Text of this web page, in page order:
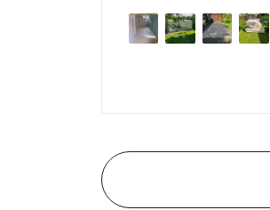
поэтому всем